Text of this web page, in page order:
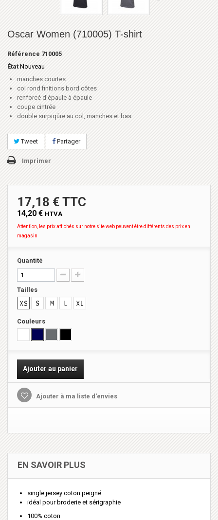
Oscar Women (710005) T-shirt
Référence 710005
État Nouveau
manches courtes
col rond finitions bord côtes
renforcé d'épaule à épaule
coupe cintrée
double surpiqûre au col, manches et bas
Tweet Partager
Imprimer
17,18 € TTC
14,20 € HTVA
Attention, les prix affichés sur notre site web peuvent être différents des prix en
magasin
Quantité
Tailles
Couleurs
Ajouter au panier
Ajouter à ma liste d'envies
EN SAVOIR PLUS
single jersey coton peigné
idéal pour broderie et sérigraphie
100% coton